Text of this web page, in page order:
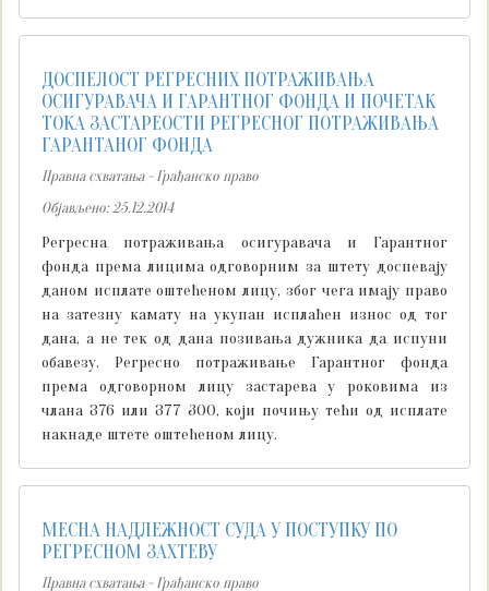
ДОСПЕЛОСТ РЕГРЕСНИХ ПОТРАЖИВАЊА
ОСИГУРАВАЧА И ГАРАНТНОГ ФОНДА И ПОЧЕТАК
ТОКА ЗАСТАРЕОСТИ РЕГРЕСНОГ ПОТРАЖИВАЊА
ГАРАНТАНОГ ФОНДА
Правна схватања - Грађанско право
Објављено: 25.12.2014
Регресна потраживања осигуравача и Гарантног
фонда према лицима одговорним за штету доспевају
даном исплате оштећеном лицу, због чега имају право
на затезну камату на укупан исплаћен износ од тог
дана, а не тек од дана позивања дужника да испуни
обавезу. Регресно потраживање Гарантног фонда
према одговорном лицу застарева у роковима из
члана 376 или 377 ЗОО, који почињу тећи од исплате
накнаде штете оштећеном лицу.
МЕСНА НАДЛЕЖНОСТ СУДА У ПОСТУПКУ ПО
РЕГРЕСНОМ ЗАХТЕВУ
Правна схватања - Грађанско право